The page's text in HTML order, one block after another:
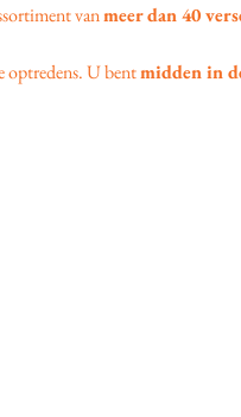
van meer dan 40
optredens. U bent midden in